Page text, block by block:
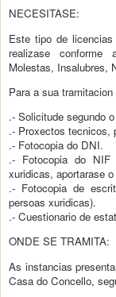
NECESITASE:
Este tipo de
realizase conforme
Molestas, Insalubres,
Para a sua
.- Solicitude segundo
.- Proxectos tecnicos,
.- Fotocopia do DNI.
.- Fotocopia do
xuridicas, aportarase
.- Fotocopia de
persoas xuridicas).
.- Cuestionario de
ONDE SE TRAMITA:
As instancias
Casa do Concello,